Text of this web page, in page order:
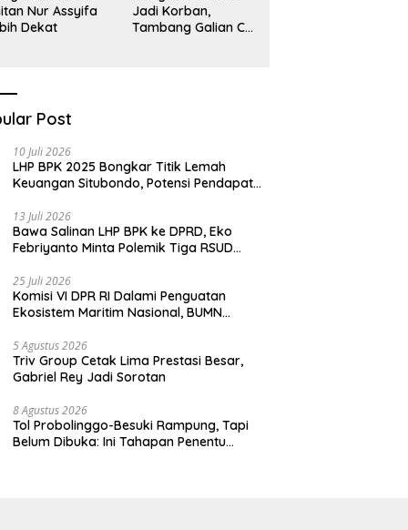
Nur Assyifa
Dekat
Jadi Korban,
Tambang Galian C
Post
10 Juli 2026
LHP BPK 2025 Bongkar Titik Lemah
Keuangan Situbondo, Potensi Pendapatan
13 Juli 2026
Bawa Salinan LHP BPK ke DPRD, Eko
Febriyanto Minta Polemik Tiga RSUD
Opini
25 Juli 2026
Komisi VI DPR RI Dalami Penguatan
Ekosistem Maritim Nasional, BUMN
Surabaya
5 Agustus 2026
Triv Group Cetak Lima Prestasi Besar,
Gabriel Rey Jadi Sorotan
8 Agustus 2026
Tol Probolinggo-Besuki Rampung, Tapi
Belum Dibuka: Ini Tahapan Penentu